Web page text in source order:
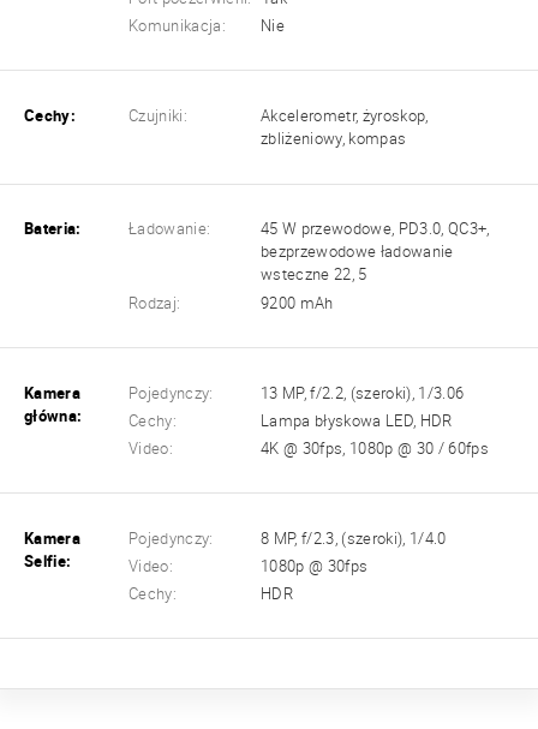
Komunikacja:
Nie
Cechy: Czujniki:
Akcelerometr, żyroskop,
zbliżeniowy, kompas
Bateria: Ładowanie:
45 W przewodowe, PD3.0, QC3+,
bezprzewodowe ładowanie
wsteczne 22, 5
Rodzaj:
9200 mAh
Kamera
główna:
Pojedynczy:
13 MP, f/2.2, (szeroki), 1/3.06
Cechy:
Lampa błyskowa LED, HDR
Video:
4K @ 30fps, 1080p @ 30 / 60fps
Kamera
Selfie:
Pojedynczy:
8 MP, f/2.3, (szeroki), 1/4.0
Video:
1080p @ 30fps
Cechy:
HDR